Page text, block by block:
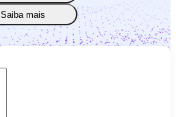
Saiba mais